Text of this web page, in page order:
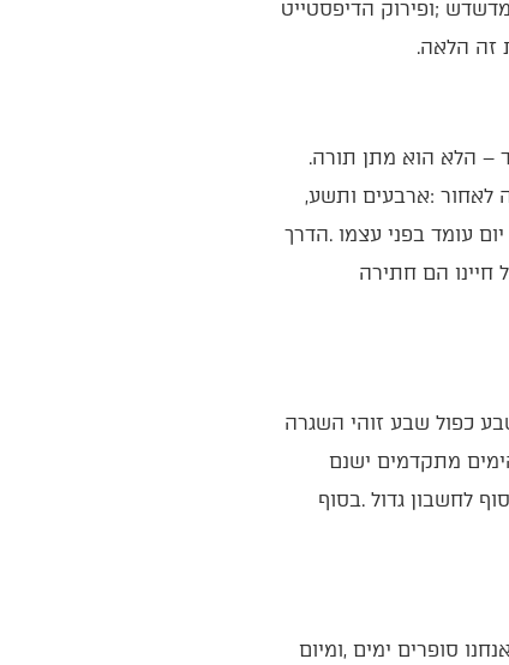
לשם‭ ‬כך‭ ‬קיימת‭ ‬ספירת‭ ‬העומר‭. ‬ימי‭ ‬ספירת‭ ‬העומר‭ ‬הם‭ ‬ימים‭ ‬שלכאורה‭ ‬כל‭ ‬מטרתם‭ ‬היא‭ ‬להגיע‭ ‬אל‭ ‬היעד‭ ‬‮–‬‭ ‬הלא‭ ‬הוא‭ ‬מתן‭ ‬תורה‭.
‬לפי‭ ‬זה‭ ‬היינו‭ ‬מצפים‭ ‬שהספירה‭ ‬לעומר‭, ‬כדוגמת‭ ‬שיגור‭ ‬טיל‭ ‬או‭ ‬‮'‬טבלת‭ ‬ייאוש‮'‬‭ ‬של‭ ‬אסיר‭ ‬בבית‭ ‬כלא‭, ‬תהיה‭ ‬לאחור‭: ‬ארבעים‭ ‬ותשע‭,